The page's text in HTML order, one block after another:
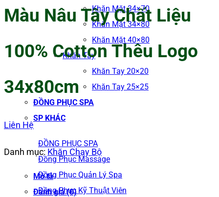
Khăn Mặt 34×70
Khăn Mặt 34×80
Khăn Mặt 40×80
Khăn Tay
Khăn Tay 20×20
Khăn Tay 25×25
ĐỒNG PHỤC SPA
SP KHÁC
ĐỒNG PHỤC SPA
Đồng Phục Massage
Đồng Phục Quản Lý Spa
Đồng Phục Kỹ Thuật Viên
Màu Nâu Tây Chất Liệu
100% Cotton Thêu Logo
34x80cm
Liên Hệ
Danh mục: Khăn Chạy Bộ
Mô tả
Đánh giá (0)